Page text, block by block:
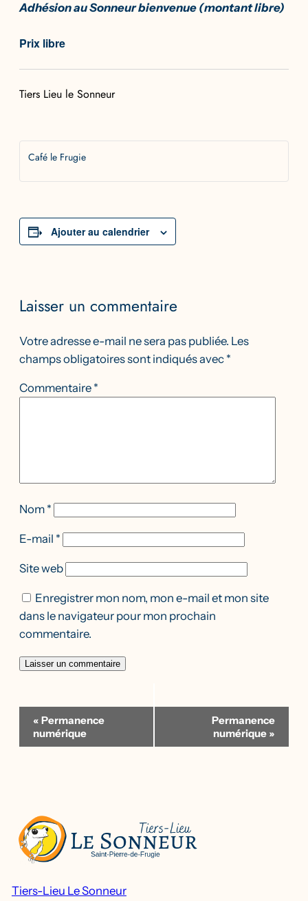
Adhésion au Sonneur bienvenue (montant libre)
Prix libre
Tiers Lieu le Sonneur
Café le Frugie
Ajouter au calendrier
Laisser un commentaire
Votre adresse e-mail ne sera pas publiée. Les
champs obligatoires sont indiqués avec *
Commentaire *
Nom *
E-mail *
Site web
Enregistrer mon nom, mon e-mail et mon site
dans le navigateur pour mon prochain
commentaire.
Navigation
Évènement
« Permanence
numérique
Permanence
numérique »
Tiers-Lieu Le Sonneur